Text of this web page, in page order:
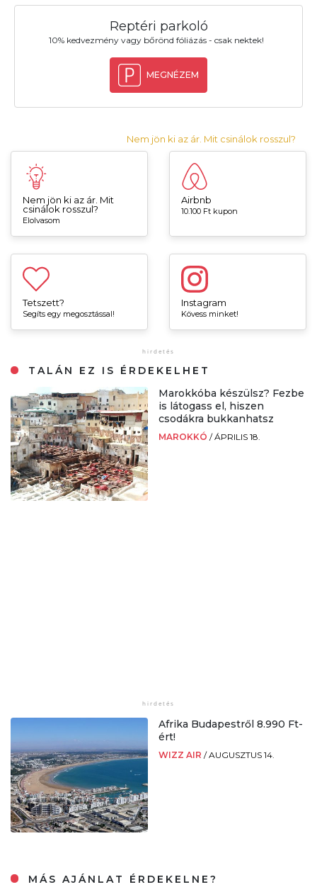
Reptéri parkoló
10% kedvezmény vagy bőrönd fóliázás - csak nektek!
MEGNÉZEM
Nem jön ki az ár. Mit csinálok rosszul?
Nem jön ki az ár. Mit
csinálok rosszul?
Elolvasom
Airbnb
10.100 Ft kupon
Tetszett?
Segíts egy megosztással!
Instagram
Kövess minket!
TALÁN EZ IS ÉRDEKELHET
Marokkóba készülsz? Fezbe
is látogass el, hiszen
csodákra bukkanhatsz
MAROKKÓ /ÁPRILIS 18.
Afrika Budapestről 8.990 Ft-
ért!
WIZZ AIR /AUGUSZTUS 14.
MÁS AJÁNLAT ÉRDEKELNE?